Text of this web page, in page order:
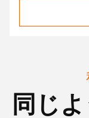
同じ